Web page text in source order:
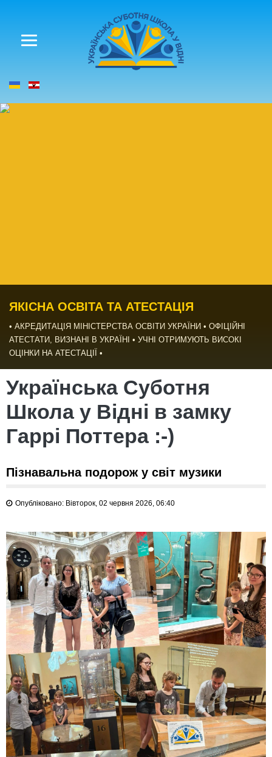
Координація та допомога
Пожертвування
КОНКУРС "ШЛЯХАМИ ІВАНА МАРЧУКА"
ЯКІСНА ОСВІТА ТА АТЕСТАЦІЯ
• АКРЕДИТАЦІЯ МІНІСТЕРСТВА OСВІТИ УКРАЇНИ • ОФІЦІЙНІ
АТЕСТАТИ, ВИЗНАНІ В УКРАЇНІ • УЧНІ ОТРИМУЮТЬ ВИСОКІ
ОЦІНКИ НА АТЕСТАЦІЇ •
Українська Суботня
Школа у Відні в замку
Гаррі Поттера :-)
Пізнавальна подорож у світ музики
Опубліковано: Вівторок, 02 червня 2026, 06:40